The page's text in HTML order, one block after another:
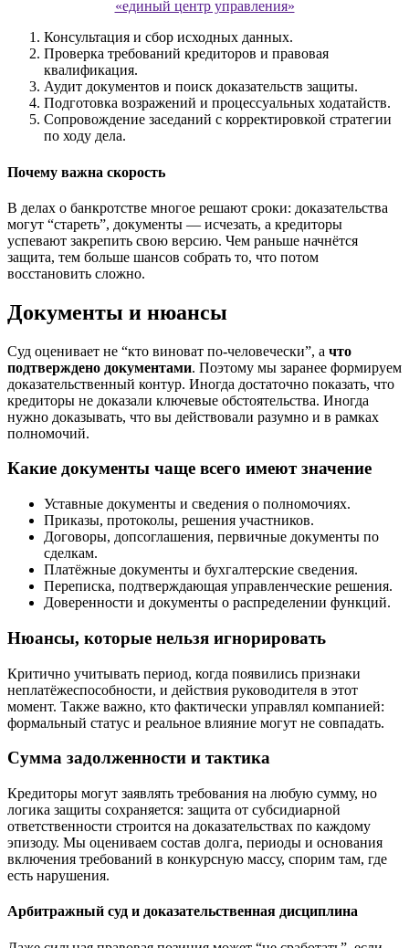
«единый центр управления»
Консультация и сбор исходных данных.
Проверка требований кредиторов и правовая
квалификация.
Аудит документов и поиск доказательств защиты.
Подготовка возражений и процессуальных ходатайств.
Сопровождение заседаний с корректировкой стратегии
по ходу дела.
Почему важна скорость
В делах о банкротстве многое решают сроки: доказательства
могут “стареть”, документы — исчезать, а кредиторы
успевают закрепить свою версию. Чем раньше начнётся
защита, тем больше шансов собрать то, что потом
восстановить сложно.
Документы и нюансы
Суд оценивает не “кто виноват по-человечески”, а что
подтверждено документами. Поэтому мы заранее формируем
доказательственный контур. Иногда достаточно показать, что
кредиторы не доказали ключевые обстоятельства. Иногда
нужно доказывать, что вы действовали разумно и в рамках
полномочий.
Какие документы чаще всего имеют значение
Уставные документы и сведения о полномочиях.
Приказы, протоколы, решения участников.
Договоры, допсоглашения, первичные документы по
сделкам.
Платёжные документы и бухгалтерские сведения.
Переписка, подтверждающая управленческие решения.
Доверенности и документы о распределении функций.
Нюансы, которые нельзя игнорировать
Критично учитывать период, когда появились признаки
неплатёжеспособности, и действия руководителя в этот
момент. Также важно, кто фактически управлял компанией:
формальный статус и реальное влияние могут не совпадать.
Сумма задолженности и тактика
Кредиторы могут заявлять требования на любую сумму, но
логика защиты сохраняется: защита от субсидиарной
ответственности строится на доказательствах по каждому
эпизоду. Мы оцениваем состав долга, периоды и основания
включения требований в конкурсную массу, спорим там, где
есть нарушения.
Арбитражный суд и доказательственная дисциплина